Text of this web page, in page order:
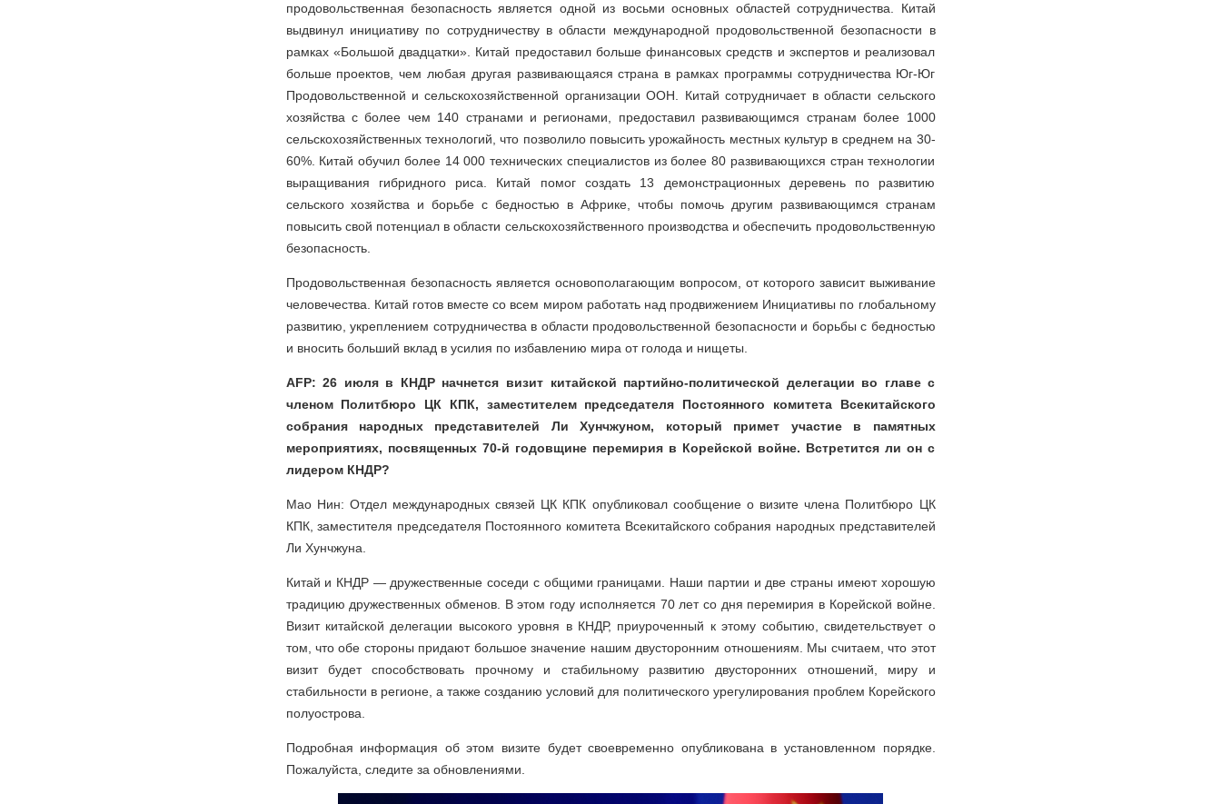
продовольственная безопасность является одной из восьми основных областей сотрудничества. Китай
выдвинул инициативу по сотрудничеству в области международной продовольственной безопасности в
рамках «Большой двадцатки». Китай предоставил больше финансовых средств и экспертов и реализовал
больше проектов, чем любая другая развивающаяся страна в рамках программы сотрудничества Юг-Юг
Продовольственной и сельскохозяйственной организации ООН. Китай сотрудничает в области сельского
хозяйства с более чем 140 странами и регионами, предоставил развивающимся странам более 1000
сельскохозяйственных технологий, что позволило повысить урожайность местных культур в среднем на 30-
60%. Китай обучил более 14 000 технических специалистов из более 80 развивающихся стран технологии
выращивания гибридного риса. Китай помог создать 13 демонстрационных деревень по развитию
сельского хозяйства и борьбе с бедностью в Африке, чтобы помочь другим развивающимся странам
повысить свой потенциал в области сельскохозяйственного производства и обеспечить продовольственную
безопасность.
Продовольственная безопасность является основополагающим вопросом, от которого зависит выживание
человечества. Китай готов вместе со всем миром работать над продвижением Инициативы по глобальному
развитию, укреплением сотрудничества в области продовольственной безопасности и борьбы с бедностью
и вносить больший вклад в усилия по избавлению мира от голода и нищеты.
AFP: 26 июля в КНДР начнется визит китайской партийно-политической делегации во главе с
членом Политбюро ЦК КПК, заместителем председателя Постоянного комитета Всекитайского
собрания народных представителей Ли Хунчжуном, который примет участие в памятных
мероприятиях, посвященных 70-й годовщине перемирия в Корейской войне. Встретится ли он с
лидером КНДР?
Мао Нин: Отдел международных связей ЦК КПК опубликовал сообщение о визите члена Политбюро ЦК
КПК, заместителя председателя Постоянного комитета Всекитайского собрания народных представителей
Ли Хунчжуна.
Китай и КНДР — дружественные соседи с общими границами. Наши партии и две страны имеют хорошую
традицию дружественных обменов. В этом году исполняется 70 лет со дня перемирия в Корейской войне.
Визит китайской делегации высокого уровня в КНДР, приуроченный к этому событию, свидетельствует о
том, что обе стороны придают большое значение нашим двусторонним отношениям. Мы считаем, что этот
визит будет способствовать прочному и стабильному развитию двусторонних отношений, миру и
стабильности в регионе, а также созданию условий для политического урегулирования проблем Корейского
полуострова.
Подробная информация об этом визите будет своевременно опубликована в установленном порядке.
Пожалуйста, следите за обновлениями.